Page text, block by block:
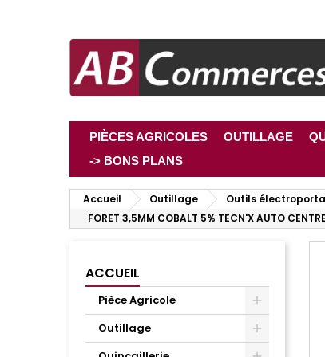
PIÈCES AGRICOLES OUTILLAGE
-> BONS PLANS
Accueil Outillage Outils
FORET 3,5MM COBALT 5% TECN'X AUTO
ACCUEIL
Pièce Agricole
Outillage